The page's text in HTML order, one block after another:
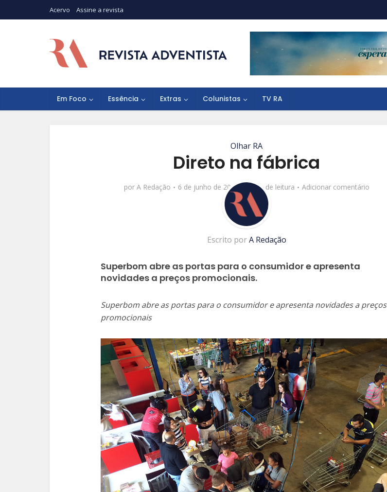
Acervo Assine a revista
Em Foco Essência Extras Colunistas TV RA
Olhar RA
Direto na fábrica
por A Redação 6 de junho de 2016 1 min de leitura Adicionar comentário
Escrito porA Redação
Superbom abre as portas para o consumidor e apresenta
novidades a preços promocionais.
Superbom abre as portas para o consumidor e apresenta novidades a preços
promocionais